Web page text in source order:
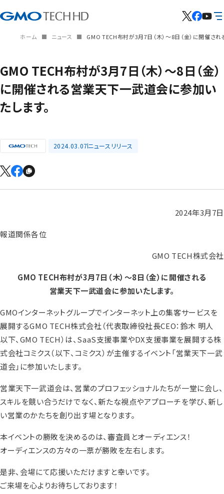
ホーム ニュース GMO TECH布村が3月7日（木）～8日（金）に開催さ
GMO TECH布村が3月7日（木）～8日（金）
に開催される営業天下一武道会に参加い
たします。
2024.03.07ニュースリリース
2024年3月7日
報道関係各位
GMO TECH株式会社
GMO TECH布村が3月7日（木）～8日（金）に開催される
営業天下一武道会に参加いたします。
GMOインターネットグループでインターネット上の集客サービスを
展開するGMO TECH株式会社（代表取締役社長CEO：鈴木 明人
以下、GMO TECH）は、SaaS支援事業やDX支援事業を展開する株
式会社コミクス（以下、コミクス）が主催するイベント「営業天下一武
道会」に参加いたします。
営業天下一武道会は、営業のプロフェッショナルたちが一堂に会し、
スキルを競い合うだけでなく、新たな視点やアプローチを学び、新し
い営業のかたちを創り出す場となります。
本イベントの勝敗を決めるのは、審査員とオーディエンス！
オーディエンスの方々の一票が勝敗を左右します。
是非、会場にて応援いただけますと幸いです。
ご来場を心よりお待ちしております！